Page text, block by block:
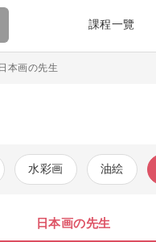
課程一覽
日本画の先生
水彩画 油絵
日本画の先生